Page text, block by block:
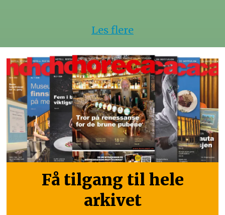
Les flere
Få tilgang til hele
arkivet